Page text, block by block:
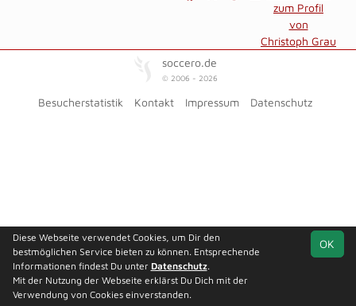
zum Profil
von
Christoph Grau
soccero.de
© 2006 - 2026
Besucherstatistik Kontakt Impressum Datenschutz
OK
Diese Webseite verwendet Cookies, um Dir den
bestmöglichen Service bieten zu können. Entsprechende
Informationen findest Du unter Datenschutz.
Mit der Nutzung der Webseite erklärst Du Dich mit der
Verwendung von Cookies einverstanden.